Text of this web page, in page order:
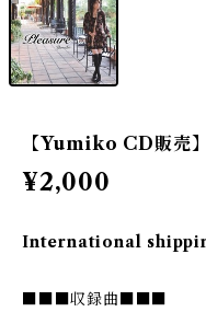
【Yumiko CD販売
¥2,000
International
■■■収録曲■■■